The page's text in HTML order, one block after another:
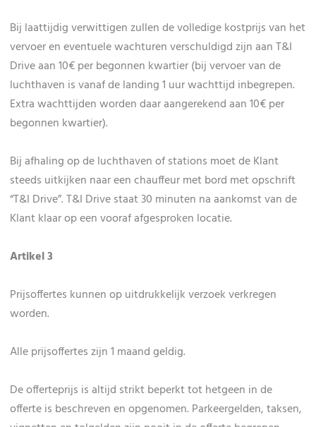
Bij laattijdig verwittigen zullen de volledige kostprijs van het
vervoer en eventuele wachturen verschuldigd zijn aan T&I
Drive aan 10€ per begonnen kwartier (bij vervoer van de
luchthaven is vanaf de landing 1 uur wachttijd inbegrepen.
Extra wachttijden worden daar aangerekend aan 10€ per
begonnen kwartier).
Bij afhaling op de luchthaven of stations moet de Klant
steeds uitkijken naar een chauffeur met bord met opschrift
“T&I Drive”. T&I Drive staat 30 minuten na aankomst van de
Klant klaar op een vooraf afgesproken locatie.
Artikel 3
Prijsoffertes kunnen op uitdrukkelijk verzoek verkregen
worden.
Alle prijsoffertes zijn 1 maand geldig.
De offerteprijs is altijd strikt beperkt tot hetgeen in de
offerte is beschreven en opgenomen. Parkeergelden, taksen,